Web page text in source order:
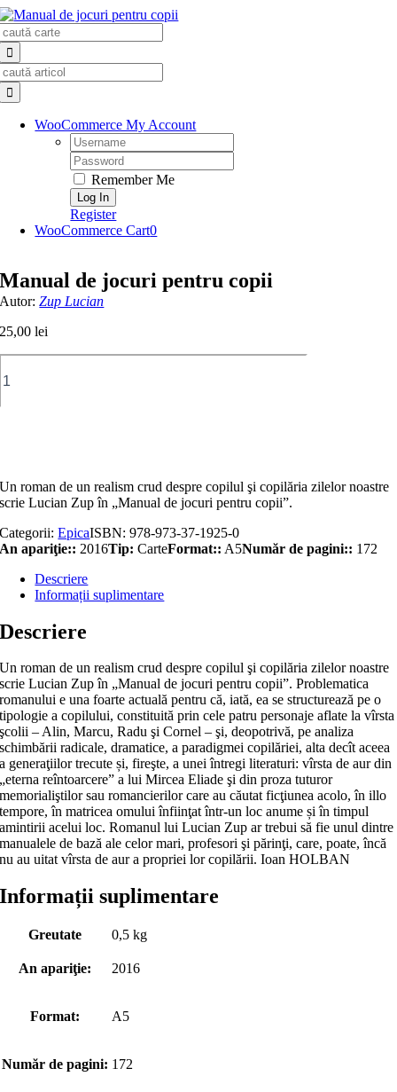
Skip
to
content
WooCommerce My Account
Username:
Password:
Remember Me
Register
WooCommerce Cart0
Manual de jocuri pentru copii
Autor:Zup Lucian
25,00lei
Un roman de un realism crud despre copilul şi copilăria zilelor noastre
scrie Lucian Zup în „Manual de jocuri pentru copii”.
Categorii:EpicaISBN:978-973-37-1925-0
An apariţie:: 2016Tip: CarteFormat:: A5Număr de pagini:: 172
Descriere
Informații suplimentare
Descriere
Un roman de un realism crud despre copilul şi copilăria zilelor noastre
scrie Lucian Zup în „Manual de jocuri pentru copii”. Problematica
romanului e una foarte actuală pentru că, iată, ea se structurează pe o
tipologie a copilului, constituită prin cele patru personaje aflate la vîrsta
şcolii – Alin, Marcu, Radu şi Cornel – şi, deopotrivă, pe analiza
schimbării radicale, dramatice, a paradigmei copilăriei, alta decît aceea
a generaţiilor trecute și, fireşte, a unei întregi literaturi: vîrsta de aur din
„eterna reîntoarcere” a lui Mircea Eliade şi din proza tuturor
memorialiştilor sau romancierilor care au căutat ficţiunea acolo, în illo
tempore, în matricea omului înfiinţat într-un loc anume și în timpul
amintirii acelui loc. Romanul lui Lucian Zup ar trebui să fie unul dintre
manualele de bază ale celor mari, profesori şi părinţi, care, poate, încă
nu au uitat vîrsta de aur a propriei lor copilării. Ioan HOLBAN
Informații suplimentare
Greutate 0,5 kg
An apariţie: 2016
Format: A5
Număr de pagini: 172